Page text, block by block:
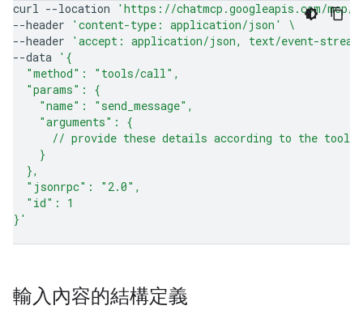
curl --location
'https://chatmcp.googleapis.com/mcp/
--header
'content-type: application/json'
\
--header
'accept: application/json, text/event-
--data '{
  "method": "tools/call",
  "params": {
    "name": "send_message",
    "arguments": {
// provide these details according to the tool
    }
  },
  "jsonrpc": "2.0",
  "id": 1
}'
輸入內容的結構定義